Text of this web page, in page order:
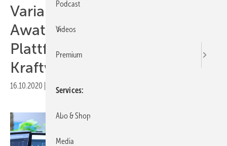
Variable Strompreise:
Awattar handelt über
Plattform von Next
Kraftwerke
16.10.2020 Druckvorschau
Podcast
Videos
Premium
Services
Abo & Shop
Media